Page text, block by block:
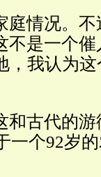
庭情况。
不是一个
，我认为
和古代的
一个92岁